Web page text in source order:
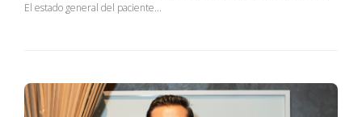
El estado general del paciente...